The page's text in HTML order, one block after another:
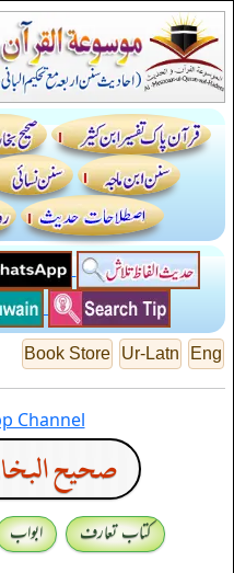
Eng
Ur-Latn
Book Store
Channel
صحيح
کتاب تعارف ابواب